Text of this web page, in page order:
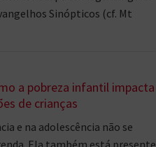
Sinópticos (cf. Mt
a pobreza infantil impacta
de crianças
e na adolescência não se
Ela também está presente